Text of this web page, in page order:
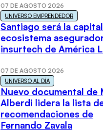
07 DE AGOSTO 2026
UNIVERSO EMPRENDEDOR
Santiago será la
ecosistema
insurtech de América
07 DE AGOSTO 2026
UNIVERSO AL DÍA
Nuevo documental de
Alberdi lidera la lista
recomendaciones de
Fernando Zavala